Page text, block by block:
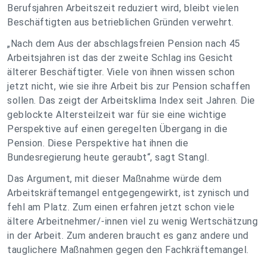
Berufsjahren Arbeitszeit reduziert wird, bleibt vielen
Beschäftigten aus betrieblichen Gründen verwehrt.
„Nach dem Aus der abschlagsfreien Pension nach 45
Arbeitsjahren ist das der zweite Schlag ins Gesicht
älterer Beschäftigter. Viele von ihnen wissen schon
jetzt nicht, wie sie ihre Arbeit bis zur Pension schaffen
sollen. Das zeigt der Arbeitsklima Index seit Jahren. Die
geblockte Altersteilzeit war für sie eine wichtige
Perspektive auf einen geregelten Übergang in die
Pension. Diese Perspektive hat ihnen die
Bundesregierung heute geraubt“, sagt Stangl.
Das Argument, mit dieser Maßnahme würde dem
Arbeitskräftemangel entgegengewirkt, ist zynisch und
fehl am Platz. Zum einen erfahren jetzt schon viele
ältere Arbeitnehmer/-innen viel zu wenig Wertschätzung
in der Arbeit. Zum anderen braucht es ganz andere und
tauglichere Maßnahmen gegen den Fachkräftemangel.